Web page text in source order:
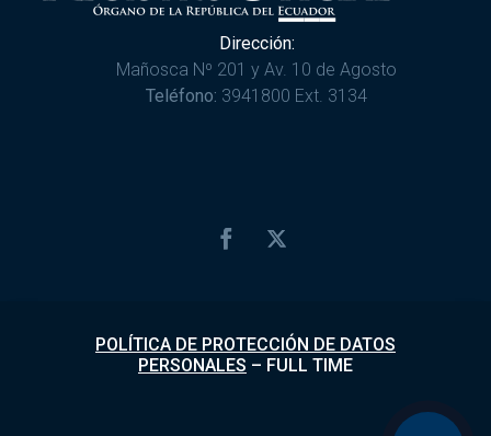
Dirección:
Mañosca Nº 201 y Av. 10 de Agosto
Teléfono: 3941800 Ext. 3134
POLÍTICA DE PROTECCIÓN DE DATOS
PERSONALES – FULL TIME